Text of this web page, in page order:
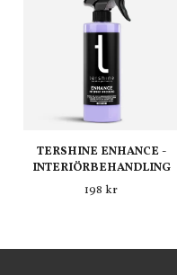
TERSHINE ENHANCE -
INTERIÖRBEHANDLING
198 kr